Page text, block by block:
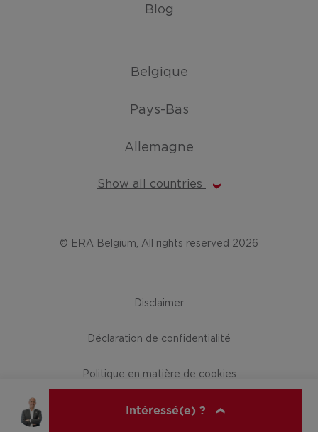
Intéressé(e) ?
Blog
Belgique
Pays-Bas
Allemagne
Show all countries
© ERA Belgium, All rights reserved 2026
Disclaimer
Déclaration de confidentialité
Politique en matière de cookies